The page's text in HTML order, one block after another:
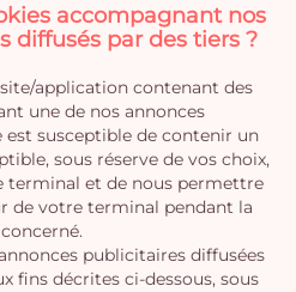
accompagnant nos
diffusés par des tiers ?
application contenant des
une de nos annonces
susceptible de contenir un
sous réserve de vos choix,
terminal et de nous permettre
de votre terminal pendant la
publicitaires diffusées
fins décrites ci-dessous, sous